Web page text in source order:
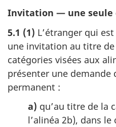
Invitation — une seule
5.1 (1) L’étranger qui
une invitation au titre de
catégories visées aux
présenter une demande
permanent :
a) qu’au titre de la
l’alinéa 2b), dans